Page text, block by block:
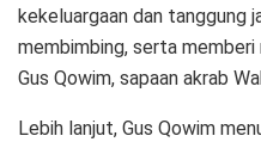
kekeluargaan dan tanggung
membimbing, serta
Gus Qowim, sapaan akrab
Lebih lanjut, Gus Qowim